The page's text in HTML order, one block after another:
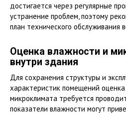
достигается через регулярные
устранение проблем, поэтому
план технического обслуживания
Оценка влажности и
внутри здания
Для сохранения структуры и
характеристик помещений
микроклимата требуется
показатели влажности могут